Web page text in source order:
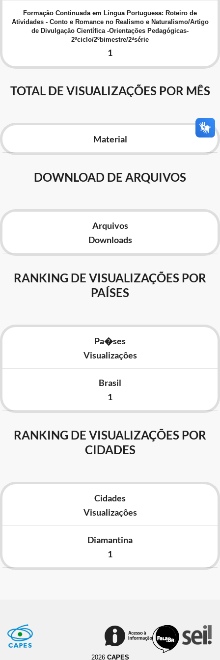
Advocacia-Geral da União
Banco Central do Brasil
Formação Continuada em Língua Portuguesa: Roteiro de
Atividades - Conto e Romance no Realismo e Naturalismo/Artigo
de Divulgação Científica -Orientações Pedagógicas-
2ºciclo/2ºbimestre/2ªsérie
1
TOTAL DE VISUALIZAÇÕES POR MÊS
Material
DOWNLOAD DE ARQUIVOS
Arquivos
Downloads
RANKING DE VISUALIZAÇÕES POR
PAÍSES
Pa�ses
Visualizações
Brasil
1
RANKING DE VISUALIZAÇÕES POR
CIDADES
Cidades
Visualizações
Diamantina
1
2026 CAPES